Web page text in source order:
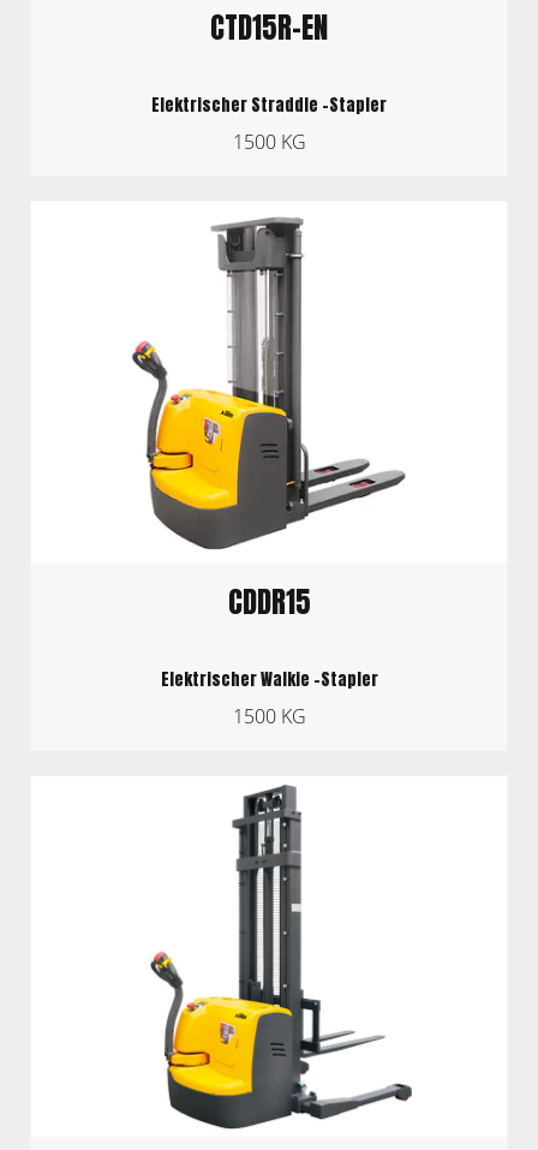
CTD15R-EN
Elektrischer Straddle -Stapler
1500 KG
CDDR15
Elektrischer Walkie -Stapler
1500 KG